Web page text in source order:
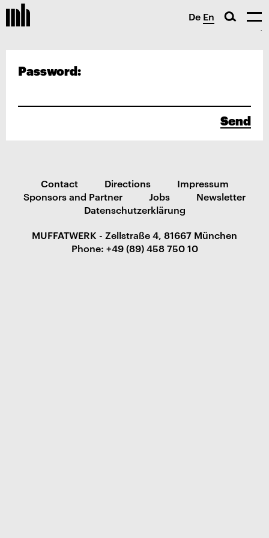
De En
Password:
Send
Contact Directions
Impressum
Sponsors and Partner
Jobs
Newsletter
Datenschutzerklärung
MUFFATWERK - Zellstraße 4, 81667 München
Phone: +49 (89) 458 750 10